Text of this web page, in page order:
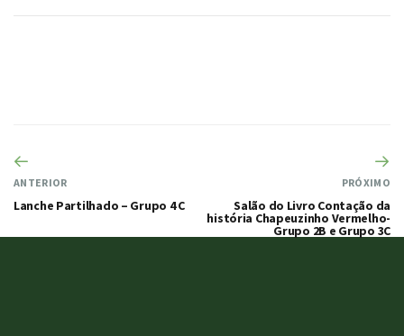
ANTERIOR
Lanche Partilhado – Grupo 4 C
PRÓXIMO
Salão do Livro Contação da
história Chapeuzinho Vermelho-
Grupo 2B e Grupo 3C